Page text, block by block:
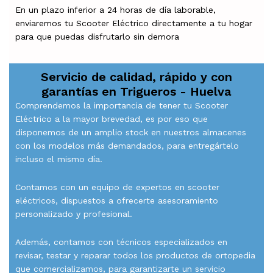
En un plazo inferior a 24 horas de día laborable,
enviaremos tu Scooter Eléctrico directamente a tu hogar
para que puedas disfrutarlo sin demora
Servicio de calidad, rápido y con
garantías en Trigueros - Huelva
Comprendemos la importancia de tener tu Scooter
Eléctrico a la mayor brevedad, es por eso que
disponemos de un amplio stock en nuestros almacenes
con los modelos más demandados, para entregártelo
incluso el mismo día.
Contamos con un equipo de expertos en scooter
eléctricos, dispuestos a ofrecerte asesoramiento
personalizado y profesional.
Además, contamos con técnicos especializados en
revisar, testar y reparar todos los productos de ortopedia
que comercializamos, para garantizarte un servicio